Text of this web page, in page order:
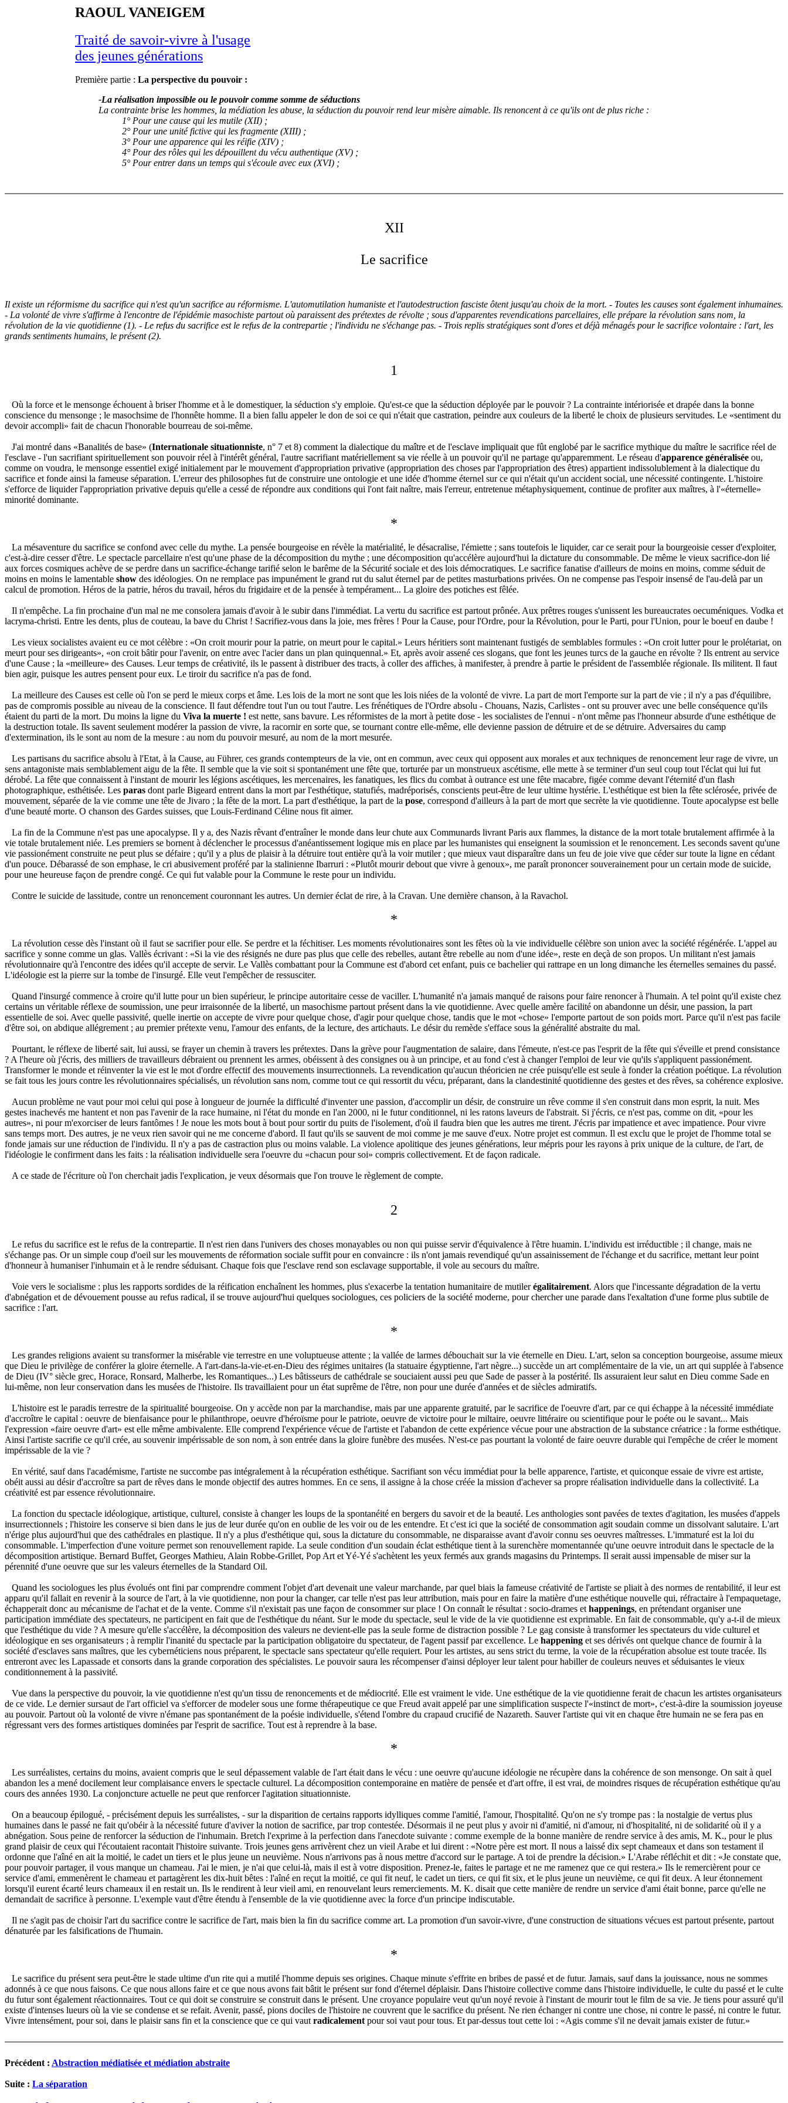
RAOUL VANEIGEM
Traité de savoir-vivre à l'usage
des jeunes générations
Première partie : La perspective du pouvoir :
-La réalisation impossible ou le pouvoir comme somme de séductions
La contrainte brise les hommes, la médiation les abuse, la séduction du pouvoir rend leur misère aimable. Ils renoncent à ce qu'ils ont de plus riche :
1° Pour une cause qui les mutile (XII) ;
2° Pour une unité fictive qui les fragmente (XIII) ;
3° Pour une apparence qui les réifie (XIV) ;
4° Pour des rôles qui les dépouillent du vécu authentique (XV) ;
5° Pour entrer dans un temps qui s'écoule avec eux (XVI) ;
XII
Le sacrifice
Il existe un réformisme du sacrifice qui n'est qu'un sacrifice au réformisme. L'automutilation humaniste et l'autodestruction fasciste ôtent jusqu'au choix de la mort. - Toutes les causes sont également inhumaines.
- La volonté de vivre s'affirme à l'encontre de l'épidémie masochiste partout où paraissent des prétextes de révolte ; sous d'apparentes revendications parcellaires, elle prépare la révolution sans nom, la
révolution de la vie quotidienne (1). - Le refus du sacrifice est le refus de la contrepartie ; l'individu ne s'échange pas. - Trois replis stratégiques sont d'ores et déjà ménagés pour le sacrifice volontaire : l'art, les
grands sentiments humains, le présent (2).
1
Où la force et le mensonge échouent à briser l'homme et à le domestiquer, la séduction s'y emploie. Qu'est-ce que la séduction déployée par le pouvoir ? La contrainte intériorisée et drapée dans la bonne
conscience du mensonge ; le masochsime de l'honnête homme. Il a bien fallu appeler le don de soi ce qui n'était que castration, peindre aux couleurs de la liberté le choix de plusieurs servitudes. Le «sentiment du
devoir accompli» fait de chacun l'honorable bourreau de soi-même.
J'ai montré dans «Banalités de base» (Internationale situationniste, n° 7 et 8) comment la dialectique du maître et de l'esclave impliquait que fût englobé par le sacrifice mythique du maître le sacrifice réel de
l'esclave - l'un sacrifiant spirituellement son pouvoir réel à l'intérêt général, l'autre sacrifiant matériellement sa vie réelle à un pouvoir qu'il ne partage qu'apparemment. Le réseau d'apparence généralisée ou,
comme on voudra, le mensonge essentiel exigé initialement par le mouvement d'appropriation privative (appropriation des choses par l'appropriation des êtres) appartient indissolublement à la dialectique du
sacrifice et fonde ainsi la fameuse séparation. L'erreur des philosophes fut de construire une ontologie et une idée d'homme éternel sur ce qui n'était qu'un accident social, une nécessité contingente. L'histoire
s'efforce de liquider l'appropriation privative depuis qu'elle a cessé de répondre aux conditions qui l'ont fait naître, mais l'erreur, entretenue métaphysiquement, continue de profiter aux maîtres, à l'«éternelle»
minorité dominante.
*
La mésaventure du sacrifice se confond avec celle du mythe. La pensée bourgeoise en révèle la matérialité, le désacralise, l'émiette ; sans toutefois le liquider, car ce serait pour la bourgeoisie cesser d'exploiter,
c'est-à-dire cesser d'être. Le spectacle parcellaire n'est qu'une phase de la décomposition du mythe ; une décomposition qu'accélère aujourd'hui la dictature du consommable. De même le vieux sacrifice-don lié
aux forces cosmiques achève de se perdre dans un sacrifice-échange tarifié selon le barême de la Sécurité sociale et des lois démocratiques. Le sacrifice fanatise d'ailleurs de moins en moins, comme séduit de
moins en moins le lamentable show des idéologies. On ne remplace pas impunément le grand rut du salut éternel par de petites masturbations privées. On ne compense pas l'espoir insensé de l'au-delà par un
calcul de promotion. Héros de la patrie, héros du travail, héros du frigidaire et de la pensée à tempérament... La gloire des potiches est fêlée.
Il n'empêche. La fin prochaine d'un mal ne me consolera jamais d'avoir à le subir dans l'immédiat. La vertu du sacrifice est partout prônée. Aux prêtres rouges s'unissent les bureaucrates oecuméniques. Vodka et
lacryma-christi. Entre les dents, plus de couteau, la bave du Christ ! Sacrifiez-vous dans la joie, mes frères ! Pour la Cause, pour l'Ordre, pour la Révolution, pour le Parti, pour l'Union, pour le boeuf en daube !
Les vieux socialistes avaient eu ce mot célèbre : «On croit mourir pour la patrie, on meurt pour le capital.» Leurs héritiers sont maintenant fustigés de semblables formules : «On croit lutter pour le prolétariat, on
meurt pour ses dirigeants», «on croit bâtir pour l'avenir, on entre avec l'acier dans un plan quinquennal.» Et, après avoir assené ces slogans, que font les jeunes turcs de la gauche en révolte ? Ils entrent au service
d'une Cause ; la «meilleure» des Causes. Leur temps de créativité, ils le passent à distribuer des tracts, à coller des affiches, à manifester, à prendre à partie le président de l'assemblée régionale. Ils militent. Il faut
bien agir, puisque les autres pensent pour eux. Le tiroir du sacrifice n'a pas de fond.
La meilleure des Causes est celle où l'on se perd le mieux corps et âme. Les lois de la mort ne sont que les lois niées de la volonté de vivre. La part de mort l'emporte sur la part de vie ; il n'y a pas d'équilibre,
pas de compromis possible au niveau de la conscience. Il faut défendre tout l'un ou tout l'autre. Les frénétiques de l'Ordre absolu - Chouans, Nazis, Carlistes - ont su prouver avec une belle conséquence qu'ils
étaient du parti de la mort. Du moins la ligne du Viva la muerte ! est nette, sans bavure. Les réformistes de la mort à petite dose - les socialistes de l'ennui - n'ont même pas l'honneur absurde d'une esthétique de
la destruction totale. Ils savent seulement modérer la passion de vivre, la racornir en sorte que, se tournant contre elle-même, elle devienne passion de détruire et de se détruire. Adversaires du camp
d'extermination, ils le sont au nom de la mesure : au nom du pouvoir mesuré, au nom de la mort mesurée.
Les partisans du sacrifice absolu à l'Etat, à la Cause, au Führer, ces grands contempteurs de la vie, ont en commun, avec ceux qui opposent aux morales et aux techniques de renoncement leur rage de vivre, un
sens antagoniste mais semblablement aigu de la fête. Il semble que la vie soit si spontanément une fête que, torturée par un monstrueux ascétisme, elle mette à se terminer d'un seul coup tout l'éclat qui lui fut
dérobé. La fête que connaissent à l'instant de mourir les légions ascétiques, les mercenaires, les fanatiques, les flics du combat à outrance est une fête macabre, figée comme devant l'éternité d'un flash
photographique, esthétisée. Les paras dont parle Bigeard entrent dans la mort par l'esthétique, statufiés, madréporisés, conscients peut-être de leur ultime hystérie. L'esthétique est bien la fête sclérosée, privée de
mouvement, séparée de la vie comme une tête de Jivaro ; la fête de la mort. La part d'esthétique, la part de la pose, correspond d'ailleurs à la part de mort que secrète la vie quotidienne. Toute apocalypse est belle
d'une beauté morte. O chanson des Gardes suisses, que Louis-Ferdinand Céline nous fit aimer.
La fin de la Commune n'est pas une apocalypse. Il y a, des Nazis rêvant d'entraîner le monde dans leur chute aux Communards livrant Paris aux flammes, la distance de la mort totale brutalement affirmée à la
vie totale brutalement niée. Les premiers se bornent à déclencher le processus d'anéantissement logique mis en place par les humanistes qui enseignent la soumission et le renoncement. Les seconds savent qu'une
vie passionément construite ne peut plus se défaire ; qu'il y a plus de plaisir à la détruire tout entière qu'à la voir mutiler ; que mieux vaut disparaître dans un feu de joie vive que céder sur toute la ligne en cédant
d'un pouce. Débarassé de son emphase, le cri abusivement proféré par la stalinienne Ibarruri : «Plutôt mourir debout que vivre à genoux», me paraît prononcer souverainement pour un certain mode de suicide,
pour une heureuse façon de prendre congé. Ce qui fut valable pour la Commune le reste pour un individu.
Contre le suicide de lassitude, contre un renoncement couronnant les autres. Un dernier éclat de rire, à la Cravan. Une dernière chanson, à la Ravachol.
*
La révolution cesse dès l'instant où il faut se sacrifier pour elle. Se perdre et la féchitiser. Les moments révolutionaires sont les fêtes où la vie individuelle célèbre son union avec la société régénérée. L'appel au
sacrifice y sonne comme un glas. Vallès écrivant : «Si la vie des résignés ne dure pas plus que celle des rebelles, autant être rebelle au nom d'une idée», reste en deçà de son propos. Un militant n'est jamais
révolutionnaire qu'à l'encontre des idées qu'il accepte de servir. Le Vallès combattant pour la Commune est d'abord cet enfant, puis ce bachelier qui rattrape en un long dimanche les éternelles semaines du passé.
L'idéologie est la pierre sur la tombe de l'insurgé. Elle veut l'empêcher de ressusciter.
Quand l'insurgé commence à croire qu'il lutte pour un bien supérieur, le principe autoritaire cesse de vaciller. L'humanité n'a jamais manqué de raisons pour faire renoncer à l'humain. A tel point qu'il existe chez
certains un véritable réflexe de soumission, une peur irraisonnée de la liberté, un masochisme partout présent dans la vie quotidienne. Avec quelle amère facilité on abandonne un désir, une passion, la part
essentielle de soi. Avec quelle passivité, quelle inertie on accepte de vivre pour quelque chose, d'agir pour quelque chose, tandis que le mot «chose» l'emporte partout de son poids mort. Parce qu'il n'est pas facile
d'être soi, on abdique allégrement ; au premier prétexte venu, l'amour des enfants, de la lecture, des artichauts. Le désir du remède s'efface sous la généralité abstraite du mal.
Pourtant, le réflexe de liberté sait, lui aussi, se frayer un chemin à travers les prétextes. Dans la grève pour l'augmentation de salaire, dans l'émeute, n'est-ce pas l'esprit de la fête qui s'éveille et prend consistance
? A l'heure où j'écris, des milliers de travailleurs débraient ou prennent les armes, obéissent à des consignes ou à un principe, et au fond c'est à changer l'emploi de leur vie qu'ils s'appliquent passionément.
Transformer le monde et réinventer la vie est le mot d'ordre effectif des mouvements insurrectionnels. La revendication qu'aucun théoricien ne crée puisqu'elle est seule à fonder la création poétique. La révolution
se fait tous les jours contre les révolutionnaires spécialisés, un révolution sans nom, comme tout ce qui ressortit du vécu, préparant, dans la clandestinité quotidienne des gestes et des rêves, sa cohérence explosive.
Aucun problème ne vaut pour moi celui qui pose à longueur de journée la difficulté d'inventer une passion, d'accomplir un désir, de construire un rêve comme il s'en construit dans mon esprit, la nuit. Mes
gestes inachevés me hantent et non pas l'avenir de la race humaine, ni l'état du monde en l'an 2000, ni le futur conditionnel, ni les ratons laveurs de l'abstrait. Si j'écris, ce n'est pas, comme on dit, «pour les
autres», ni pour m'exorciser de leurs fantômes ! Je noue les mots bout à bout pour sortir du puits de l'isolement, d'où il faudra bien que les autres me tirent. J'écris par impatience et avec impatience. Pour vivre
sans temps mort. Des autres, je ne veux rien savoir qui ne me concerne d'abord. Il faut qu'ils se sauvent de moi comme je me sauve d'eux. Notre projet est commun. Il est exclu que le projet de l'homme total se
fonde jamais sur une réduction de l'individu. Il n'y a pas de castraction plus ou moins valable. La violence apolitique des jeunes générations, leur mépris pour les rayons à prix unique de la culture, de l'art, de
l'idéologie le confirment dans les faits : la réalisation individuelle sera l'oeuvre du «chacun pour soi» compris collectivement. Et de façon radicale.
A ce stade de l'écriture où l'on cherchait jadis l'explication, je veux désormais que l'on trouve le règlement de compte.
2
Le refus du sacrifice est le refus de la contrepartie. Il n'est rien dans l'univers des choses monayables ou non qui puisse servir d'équivalence à l'être huamin. L'individu est irréductible ; il change, mais ne
s'échange pas. Or un simple coup d'oeil sur les mouvements de réformation sociale suffit pour en convaincre : ils n'ont jamais revendiqué qu'un assainissement de l'échange et du sacrifice, mettant leur point
d'honneur à humaniser l'inhumain et à le rendre séduisant. Chaque fois que l'esclave rend son esclavage supportable, il vole au secours du maître.
Voie vers le socialisme : plus les rapports sordides de la réification enchaînent les hommes, plus s'exacerbe la tentation humanitaire de mutilerégalitairement. Alors que l'incessante dégradation de la vertu
d'abnégation et de dévouement pousse au refus radical, il se trouve aujourd'hui quelques sociologues, ces policiers de la société moderne, pour chercher une parade dans l'exaltation d'une forme plus subtile de
sacrifice : l'art.
*
Les grandes religions avaient su transformer la misérable vie terrestre en une voluptueuse attente ; la vallée de larmes débouchait sur la vie éternelle en Dieu. L'art, selon sa conception bourgeoise, assume mieux
que Dieu le privilège de conférer la gloire éternelle. A l'art-dans-la-vie-et-en-Dieu des régimes unitaires (la statuaire égyptienne, l'art nègre...) succède un art complémentaire de la vie, un art qui supplée à l'absence
de Dieu (IV° siècle grec, Horace, Ronsard, Malherbe, les Romantiques...) Les bâtisseurs de cathédrale se souciaient aussi peu que Sade de passer à la postérité. Ils assuraient leur salut en Dieu comme Sade en
lui-même, non leur conservation dans les musées de l'histoire. Ils travaillaient pour un état suprême de l'être, non pour une durée d'années et de siècles admiratifs.
L'histoire est le paradis terrestre de la spiritualité bourgeoise. On y accède non par la marchandise, mais par une apparente gratuité, par le sacrifice de l'oeuvre d'art, par ce qui échappe à la nécessité immédiate
d'accroître le capital : oeuvre de bienfaisance pour le philanthrope, oeuvre d'héroïsme pour le patriote, oeuvre de victoire pour le miltaire, oeuvre littéraire ou scientifique pour le poéte ou le savant... Mais
l'expression «faire oeuvre d'art» est elle même ambivalente. Elle comprend l'expérience vécue de l'artiste et l'abandon de cette expérience vécue pour une abstraction de la substance créatrice : la forme esthétique.
Ainsi l'artiste sacrifie ce qu'il crée, au souvenir impérissable de son nom, à son entrée dans la gloire funèbre des musées. N'est-ce pas pourtant la volonté de faire oeuvre durable qui l'empêche de créer le moment
impérissable de la vie ?
En vérité, sauf dans l'académisme, l'artiste ne succombe pas intégralement à la récupération esthétique. Sacrifiant son vécu immédiat pour la belle apparence, l'artiste, et quiconque essaie de vivre est artiste,
obéit aussi au désir d'accroître sa part de rêves dans le monde objectif des autres hommes. En ce sens, il assigne à la chose créée la mission d'achever sa propre réalisation individuelle dans la collectivité. La
créativité est par essence révolutionnaire.
La fonction du spectacle idéologique, artistique, culturel, consiste à changer les loups de la spontanéité en bergers du savoir et de la beauté. Les anthologies sont pavées de textes d'agitation, les musées d'appels
insurrectionnels ; l'histoire les conserve si bien dans le jus de leur durée qu'on en oublie de les voir ou de les entendre. Et c'est ici que la société de consommation agit soudain comme un dissolvant salutaire. L'art
n'érige plus aujourd'hui que des cathédrales en plastique. Il n'y a plus d'esthétique qui, sous la dictature du consommable, ne disparaisse avant d'avoir connu ses oeuvres maîtresses. L'immaturé est la loi du
consommable. L'imperfection d'une voiture permet son renouvellement rapide. La seule condition d'un soudain éclat esthétique tient à la surenchère momentannée qu'une oeuvre introduit dans le spectacle de la
décomposition artistique. Bernard Buffet, Georges Mathieu, Alain Robbe-Grillet, Pop Art et Yé-Yé s'achètent les yeux fermés aux grands magasins du Printemps. Il serait aussi impensable de miser sur la
pérennité d'une oeuvre que sur les valeurs éternelles de la Standard Oil.
Quand les sociologues les plus évolués ont fini par comprendre comment l'objet d'art devenait une valeur marchande, par quel biais la fameuse créativité de l'artiste se pliait à des normes de rentabilité, il leur est
apparu qu'il fallait en revenir à la source de l'art, à la vie quotidienne, non pour la changer, car telle n'est pas leur attribution, mais pour en faire la matière d'une esthétique nouvelle qui, réfractaire à l'empaquetage,
échapperait donc au mécanisme de l'achat et de la vente. Comme s'il n'existait pas une façon de consommer sur place ! On connaît le résultat : socio-drames et happenings, en prétendant organiser une
participation immédiate des spectateurs, ne participent en fait que de l'esthétique du néant. Sur le mode du spectacle, seul le vide de la vie quotidienne est exprimable. En fait de consommable, qu'y a-t-il de mieux
que l'esthétique du vide ? A mesure qu'elle s'accélère, la décomposition des valeurs ne devient-elle pas la seule forme de distraction possible ? Le gag consiste à transformer les spectateurs du vide culturel et
idéologique en ses organisateurs ; à remplir l'inanité du spectacle par la participation obligatoire du spectateur, de l'agent passif par excellence. Le happening et ses dérivés ont quelque chance de fournir à la
société d'esclaves sans maîtres, que les cybernéticiens nous préparent, le spectacle sans spectateur qu'elle requiert. Pour les artistes, au sens strict du terme, la voie de la récupération absolue est toute tracée. Ils
entreront avec les Lapassade et consorts dans la grande corporation des spécialistes. Le pouvoir saura les récompenser d'ainsi déployer leur talent pour habiller de couleurs neuves et séduisantes le vieux
conditionnement à la passivité.
Vue dans la perspective du pouvoir, la vie quotidienne n'est qu'un tissu de renoncements et de médiocrité. Elle est vraiment le vide. Une esthétique de la vie quotidienne ferait de chacun les artistes organisateurs
de ce vide. Le dernier sursaut de l'art officiel va s'efforcer de modeler sous une forme thérapeutique ce que Freud avait appelé par une simplification suspecte l'«instinct de mort», c'est-à-dire la soumission joyeuse
au pouvoir. Partout où la volonté de vivre n'émane pas spontanément de la poésie individuelle, s'étend l'ombre du crapaud crucifié de Nazareth. Sauver l'artiste qui vit en chaque être humain ne se fera pas en
régressant vers des formes artistiques dominées par l'esprit de sacrifice. Tout est à reprendre à la base.
*
Les surréalistes, certains du moins, avaient compris que le seul dépassement valable de l'art était dans le vécu : une oeuvre qu'aucune idéologie ne récupère dans la cohérence de son mensonge. On sait à quel
abandon les a mené docilement leur complaisance envers le spectacle culturel. La décomposition contemporaine en matière de pensée et d'art offre, il est vrai, de moindres risques de récupération esthétique qu'au
cours des années 1930. La conjoncture actuelle ne peut que renforcer l'agitation situationniste.
On a beaucoup épilogué, - précisément depuis les surréalistes, - sur la disparition de certains rapports idylliques comme l'amitié, l'amour, l'hospitalité. Qu'on ne s'y trompe pas : la nostalgie de vertus plus
humaines dans le passé ne fait qu'obéir à la nécessité future d'aviver la notion de sacrifice, par trop contestée. Désormais il ne peut plus y avoir ni d'amitié, ni d'amour, ni d'hospitalité, ni de solidarité où il y a
abnégation. Sous peine de renforcer la séduction de l'inhumain. Bretch l'exprime à la perfection dans l'anecdote suivante : comme exemple de la bonne manière de rendre service à des amis, M. K., pour le plus
grand plaisir de ceux qui l'écoutaient racontait l'histoire suivante. Trois jeunes gens arrivèrent chez un vieil Arabe et lui dirent : «Notre père est mort. Il nous a laissé dix sept chameaux et dans son testament il
ordonne que l'aîné en ait la moitié, le cadet un tiers et le plus jeune un neuvième. Nous n'arrivons pas à nous mettre d'accord sur le partage. A toi de prendre la décision.» L'Arabe réfléchit et dit : «Je constate que,
pour pouvoir partager, il vous manque un chameau. J'ai le mien, je n'ai que celui-là, mais il est à votre disposition. Prenez-le, faites le partage et ne me ramenez que ce qui restera.» Ils le remercièrent pour ce
service d'ami, emmenèrent le chameau et partagèrent les dix-huit bêtes : l'aîné en reçut la moitié, ce qui fit neuf, le cadet un tiers, ce qui fit six, et le plus jeune un neuvième, ce qui fit deux. A leur étonnement
lorsqu'il eurent écarté leurs chameaux il en restait un. Ils le rendirent à leur vieil ami, en renouvelant leurs remerciements. M. K. disait que cette manière de rendre un service d'ami était bonne, parce qu'elle ne
demandait de sacrifice à personne. L'exemple vaut d'être étendu à l'ensemble de la vie quotidienne avec la force d'un principe indiscutable.
Il ne s'agit pas de choisir l'art du sacrifice contre le sacrifice de l'art, mais bien la fin du sacrifice comme art. La promotion d'un savoir-vivre, d'une construction de situations vécues est partout présente, partout
dénaturée par les falsifications de l'humain.
*
Le sacrifice du présent sera peut-être le stade ultime d'un rite qui a mutilé l'homme depuis ses origines. Chaque minute s'effrite en bribes de passé et de futur. Jamais, sauf dans la jouissance, nous ne sommes
adonnés à ce que nous faisons. Ce que nous allons faire et ce que nous avons fait bâtit le présent sur fond d'éternel déplaisir. Dans l'histoire collective comme dans l'histoire individuelle, le culte du passé et le culte
du futur sont également réactionnaires. Tout ce qui doit se construire se construit dans le présent. Une croyance populaire veut qu'un noyé revoie à l'instant de mourir tout le film de sa vie. Je tiens pour assuré qu'il
existe d'intenses lueurs où la vie se condense et se refait. Avenir, passé, pions dociles de l'histoire ne couvrent que le sacrifice du présent. Ne rien échanger ni contre une chose, ni contre le passé, ni contre le futur.
Vivre intensément, pour soi, dans le plaisir sans fin et la conscience que ce qui vaut radicalement pour soi vaut pour tous. Et par-dessus tout cette loi : «Agis comme s'il ne devait jamais exister de futur.»
Précédent : Abstraction médiatisée et médiation abstraite
Suite : La séparation